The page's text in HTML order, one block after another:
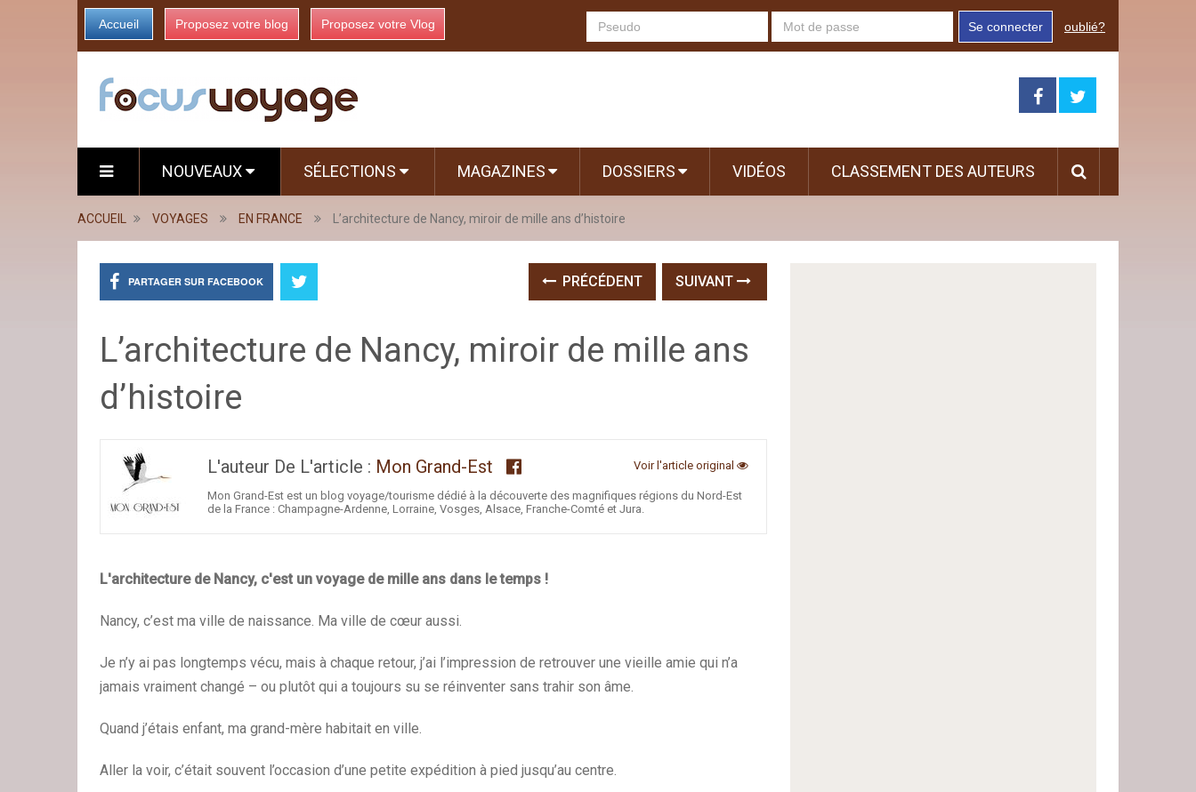
Accueil Proposez votre blog Proposez votre Vlog Se connecter oublié?
NOUVEAUX SÉLECTIONS MAGAZINES DOSSIERS VIDÉOS CLASSEMENT DES AUTEURS
ACCUEIL VOYAGES EN FRANCE L’architecture de Nancy, miroir de mille ans d’histoire
PARTAGER SUR FACEBOOK PRÉCÉDENT SUIVANT
L’architecture de Nancy, miroir de mille ans
d’histoire
L'auteur De L'article : Mon Grand-Est Voir l'article original
Mon Grand-Est est un blog voyage/tourisme dédié à la découverte des magnifiques régions du Nord-Est
de la France : Champagne-Ardenne, Lorraine, Vosges, Alsace, Franche-Comté et Jura.
L'architecture de Nancy, c'est un voyage de mille ans dans le temps !
Nancy, c’est ma ville de naissance. Ma ville de cœur aussi.
Je n’y ai pas longtemps vécu, mais à chaque retour, j’ai l’impression de retrouver une vieille amie qui n’a
jamais vraiment changé – ou plutôt qui a toujours su se réinventer sans trahir son âme.
Quand j’étais enfant, ma grand-mère habitait en ville.
Aller la voir, c’était souvent l’occasion d’une petite expédition à pied jusqu’au centre.